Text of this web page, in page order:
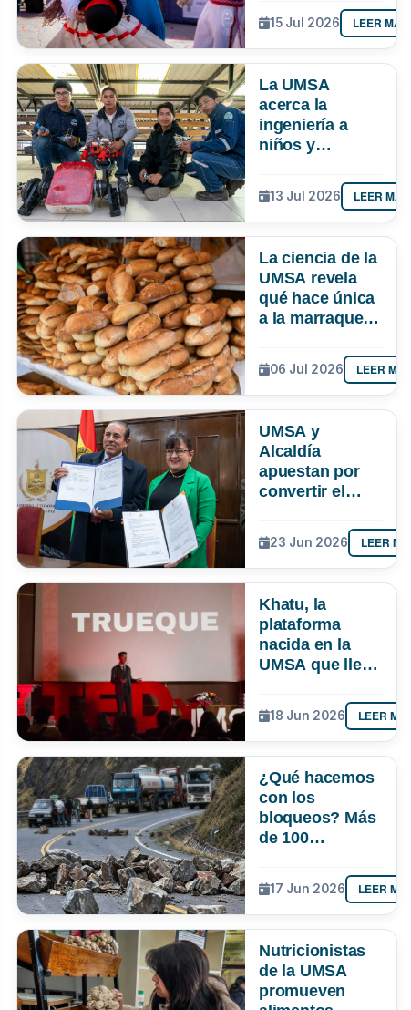
impulsa más de
Bs 19 MM para
la economía
15 Jul 2026 LEER MÁS
La UMSA
acerca la
ingeniería a
niños y
con un curso de
robótica
13 Jul 2026 LEER MÁS
La ciencia de la
UMSA revela
qué hace única
a la marraqueta
06 Jul 2026 LEER
UMSA y
Alcaldía
apuestan por
convertir el
en soluciones
para La Paz
23 Jun 2026 LEER
Khatu, la
plataforma
nacida en la
UMSA que lleva
era digital en
Latinoamérica
18 Jun 2026 LEER
¿Qué hacemos
con los
bloqueos? Más
de 100
la UMSA entran
al debate con
alternativas
perjuicio
17 Jun 2026 LEER
Nutricionistas
de la UMSA
promueven